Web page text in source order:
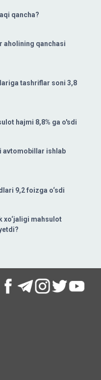
qancha?
aholining qanchasi
tashriflar soni 3,8
hajmi 8,8% ga o'sdi
avtomobillar ishlab
9,2 foizga o‘sdi
xo‘jaligi mahsulot